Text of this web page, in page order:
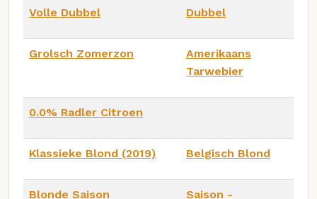
Volle Dubbel Dubbel
Grolsch Zomerzon
Amerikaans
Tarwebier
0.0% Radler Citroen
Klassieke Blond (2019) Belgisch Blond
Blonde Saison
Saison -